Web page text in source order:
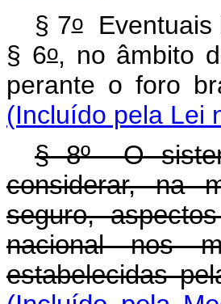
§ 7oEventuais
§ 6o, no âmbito
perante o
(Incluído pela Lei
§ 8º O
considerar, na
seguro,
nacional nos
estabelecidas